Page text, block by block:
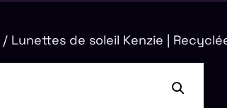
/ Lunettes de soleil Kenzie |